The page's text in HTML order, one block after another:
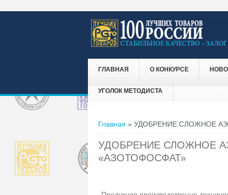
ГЛАВНАЯ О КОНКУРСЕ
УГОЛОК МЕТОДИСТА
Вы здесь
Главная » УДОБРЕНИЕ СЛОЖНОЕ
УДОБРЕНИЕ СЛОЖНОЕ
«АЗОТОФОСФАТ»